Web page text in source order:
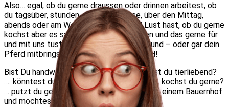
Also… egal, ob du gerne draussen oder drinnen arbeitest, ob
du tagsüber, stunden- oder tageweise, über den Mittag,
abends oder am Wochenende Zeit und Lust hast, ob du gerne
kochst aber es satt hast, alleine zu essen und das gerne für
und mit uns tust, ob du Kinder – deinen Hund – oder gar dein
Pferd mitbringst … wir suchen genau DICH!
Bist Du handwerklich geschickt? ….oder bist du tierliebend?
…. könntest du uns im Büro unterstützen? … kochst du gerne?
… putzt du gerne? Warst du als Kind oft auf einem Bauernhof
und möchtest ein Teil vom Team sein?